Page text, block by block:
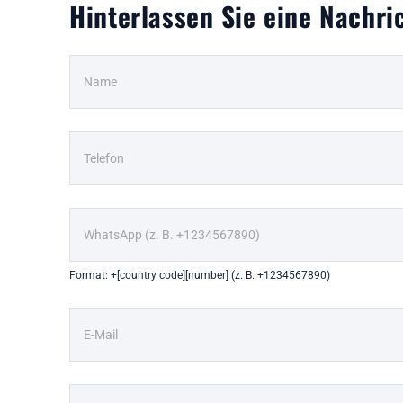
Hinterlassen Sie eine
Format: +[country code][number] (z. B. +1234567890)